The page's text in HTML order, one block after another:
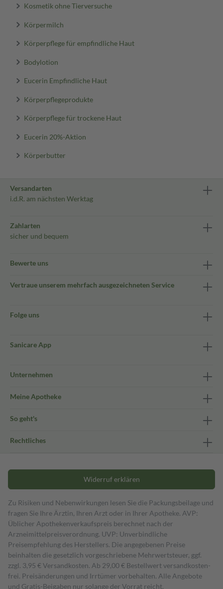
Kosmetik ohne Tierversuche
Körpermilch
Körperpflege für empfindliche Haut
Bodylotion
Eucerin Empfindliche Haut
Körperpflegeprodukte
Körperpflege für trockene Haut
Eucerin 20%-Aktion
Körperbutter
Versandarten
i.d.R. am nächsten Werktag
Zahlarten
sicher und bequem
Bewerte uns
Vertraue unserem mehrfach ausgezeichneten Service
Folge uns
Sanicare App
Unternehmen
Meine Apotheke
So geht's
Rechtliches
Widerruf erklären
Zu Risiken und Nebenwirkungen lesen Sie die Packungsbeilage und
fragen Sie Ihre Ärztin, Ihren Arzt oder in Ihrer Apotheke. AVP:
Üblicher Apothekenverkaufspreis berechnet nach der
Arzneimittelpreisverordnung. UVP: Unverbindliche
Preisempfehlung des Herstellers. Die angegebenen Preise
beinhalten die gesetzlich vorgeschriebene Mehrwertsteuer, ggf.
zzgl. 3,95 € Versandkosten. Ab 29,00 € Bestell­wert versand­kosten­
frei. Preisänderungen und Irrtümer vorbehalten. Alle Angebote
und Gratis-Beigaben nur solange der Vorrat reicht.